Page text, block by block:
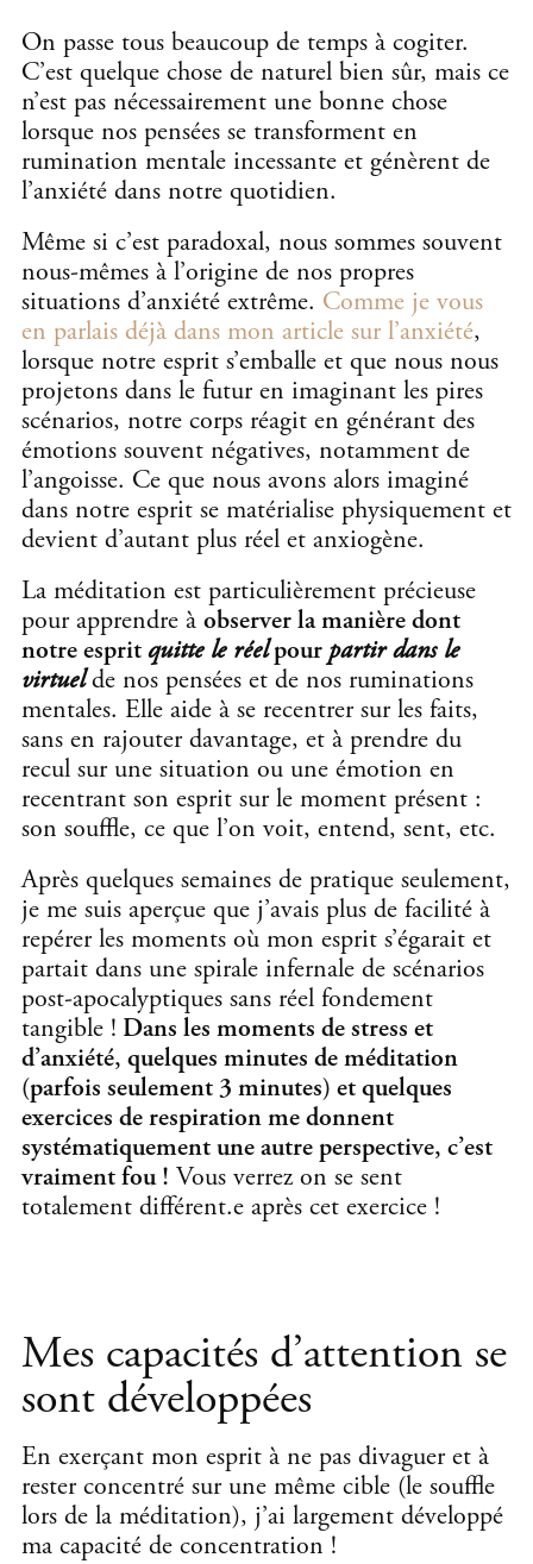
On passe tous beaucoup de temps à cogiter.
C’est quelque chose de naturel bien sûr, mais ce
n’est pas nécessairement une bonne chose
lorsque nos pensées se transforment en
rumination mentale incessante et génèrent de
l’anxiété dans notre quotidien.
Même si c’est paradoxal, nous sommes souvent
nous-mêmes à l’origine de nos propres
situations d’anxiété extrême. Comme je vous
en parlais déjà dans mon article sur l’anxiété,
lorsque notre esprit s’emballe et que nous nous
projetons dans le futur en imaginant les pires
scénarios, notre corps réagit en générant des
émotions souvent négatives, notamment de
l’angoisse. Ce que nous avons alors imaginé
dans notre esprit se matérialise physiquement et
devient d’autant plus réel et anxiogène.
La méditation est particulièrement précieuse
pour apprendre à observer la manière dont
notre espritquitte le réelpourpartir dans le
virtuelde nos pensées et de nos ruminations
mentales. Elle aide à se recentrer sur les faits,
sans en rajouter davantage, et à prendre du
recul sur une situation ou une émotion en
recentrant son esprit sur le moment présent :
son souffle, ce que l’on voit, entend, sent, etc.
Après quelques semaines de pratique seulement,
je me suis aperçue que j’avais plus de facilité à
repérer les moments où mon esprit s’égarait et
partait dans une spirale infernale de scénarios
post-apocalyptiques sans réel fondement
tangible ! Dans les moments de stress et
d’anxiété, quelques minutes de méditation
(parfois seulement 3 minutes) et quelques
exercices de respiration me donnent
systématiquement une autre perspective, c’est
vraiment fou ! Vous verrez on se sent
totalement différent.e après cet exercice !
Mes capacités d’attention se
sont développées
En exerçant mon esprit à ne pas divaguer et à
rester concentré sur une même cible (le souffle
lors de la méditation), j’ai largement développé
ma capacité de concentration !